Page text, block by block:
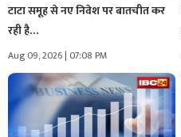
टाटा समूह से नए निवेश पर बातचीत कर
रही है…
Aug 09, 2026 | 07:08 PM